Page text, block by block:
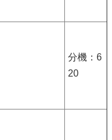
分機：6
20